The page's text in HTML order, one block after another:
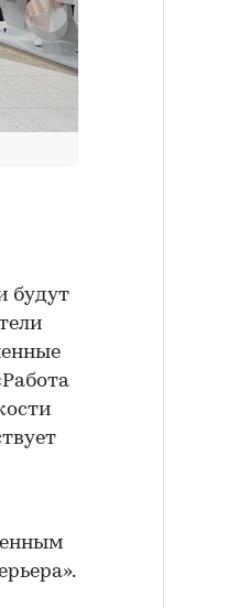
будут